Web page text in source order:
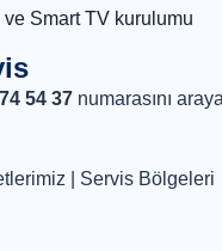
ve Smart TV kurulumu
54 37 numarasını
Servis Bölgeleri